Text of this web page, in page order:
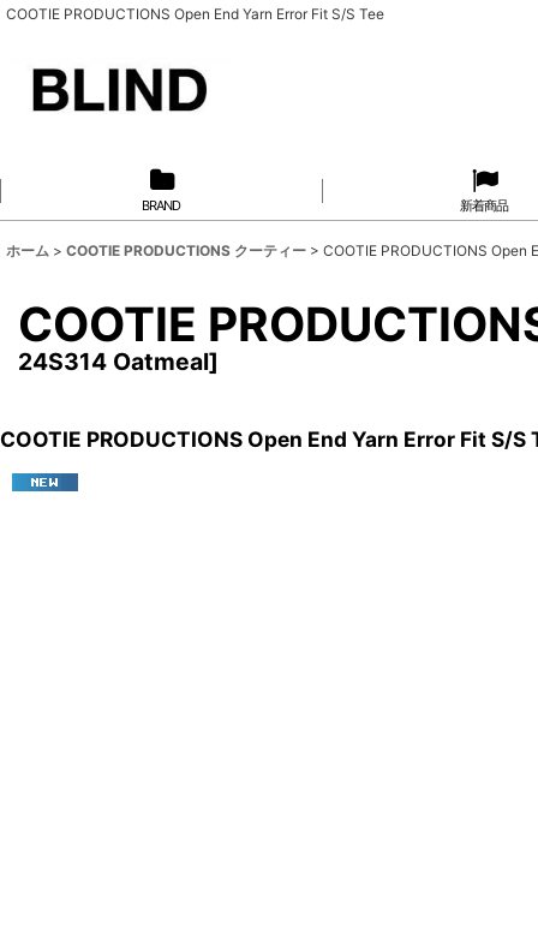
COOTIE PRODUCTIONS Open End Yarn Error Fit S/S Tee
BRAND 新着商品
ホーム > COOTIE PRODUCTIONS クーティー > COOTIE PRODUCTIONS Open
COOTIE
24S314 Oatmeal]
COOTIE PRODUCTIONS Open End Yarn Error Fit S/S